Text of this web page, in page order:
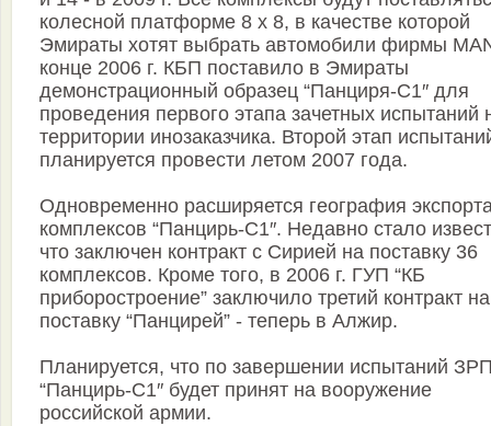
колесной платформе 8 х 8, в качестве которой
Эмираты хотят выбрать автомобили фирмы
конце 2006 г. КБП поставило в Эмираты
демонстрационный образец “Панциря-С1″ для
проведения первого этапа зачетных испытаний
территории инозаказчика. Второй этап
планируется провести летом 2007 года.
Одновременно расширяется география
комплексов “Панцирь-С1″. Недавно стало
что заключен контракт с Сирией на поставку 36
комплексов. Кроме того, в 2006 г. ГУП “КБ
приборостроение” заключило третий контракт на
поставку “Панцирей” - теперь в Алжир.
Планируется, что по завершении испытаний
“Панцирь-С1″ будет принят на вооружение
российской армии.